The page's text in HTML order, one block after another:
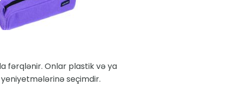
fərqlənir. Onlar plastik və ya
seçimdir.